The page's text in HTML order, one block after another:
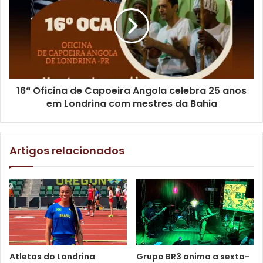
anos, foi deixado em segundo plano.
A recuperação efetiva depende de um conjunto complexo
de intervenções, que estão em diferentes estágios. A lista
inclui revitalização de nascentes; recuperação da mata
filtrar poluentes antes que cheguem ao curso d’água; e
pela Secretaria Municipal do Ambiente (Sema) e a
Companhia de Saneamento do Paraná (Sanepar), para
identificar e lacrar ligações irregulares, que são as
integrantes do grupo do trabalho destacam que o
desassoreamento, por si só, não será efetivo se não vier
acompanhado dessas ações estruturantes que atuam na
origem do problema.
16ª Oficina de Capoeira Angola celebra 25 anos
em Londrina com mestres da Bahia
Artigos relacionados
Atletas do Londrina
Grupo BR3 anima a sexta-